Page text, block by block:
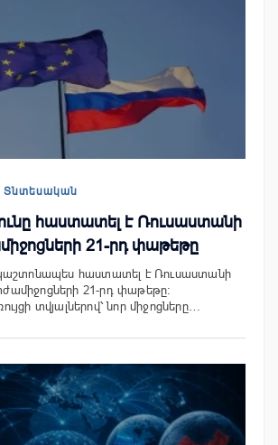
Տնտեսական
հաստատել է Ռուսաստանի
21-րդ փաթեթը
հաստատել է Ռուսաստանի
21-րդ փաթեթը։
տվյալներով՝ նոր միջոցները…